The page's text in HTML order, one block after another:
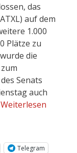
das
auf dem
1.000
Plätze zu
die
Senats
auch
Weiterlesen
Telegram